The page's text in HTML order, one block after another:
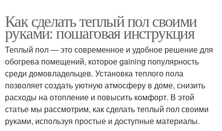
Как сделать теплый пол своими
руками: пошаговая инструкция
Теплый пол — это современное и удобное решение для
обогрева помещений, которое gaining популярность
среди домовладельцев. Установка теплого пола
позволяет создать уютную атмосферу в доме, снизить
расходы на отопление и повысить комфорт. В этой
статье мы рассмотрим, как сделать теплый пол своими
руками, используя простые и доступные материалы.